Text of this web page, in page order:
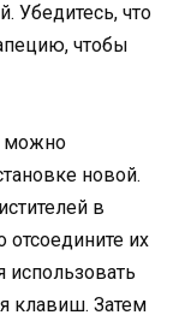
Убедитесь, что
чтобы
можно
новой.
в
их
использовать
клавиш. Затем